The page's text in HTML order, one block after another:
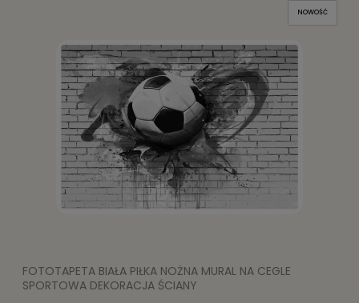
FOTOTAPETA BIAŁA PIŁKA NOŻNA MURAL NA CEGLE
SPORTOWA DEKORACJA ŚCIANY
NOWOŚĆ